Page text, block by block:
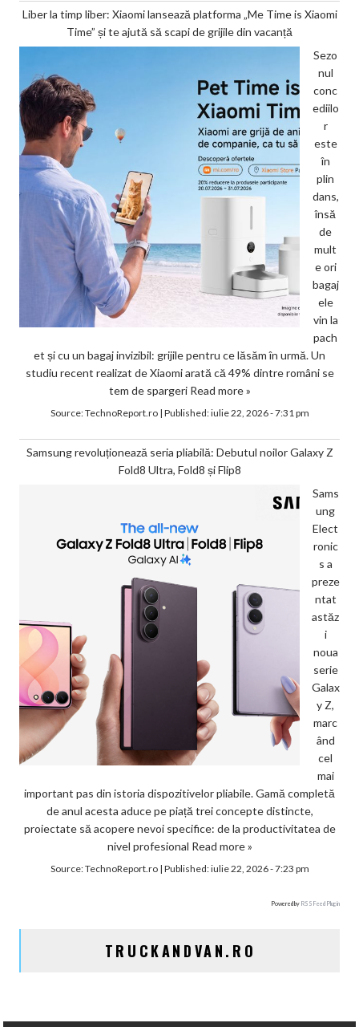
Liber la timp liber: Xiaomi lansează platforma „Me Time is Xiaomi
Time” și te ajută să scapi de grijile din vacanță
Sezo
nul
conc
ediilo
r
este
în
plin
dans,
însă
de
mult
e ori
bagaj
ele
vin la
pach
et și cu un bagaj invizibil: grijile pentru ce lăsăm în urmă. Un
studiu recent realizat de Xiaomi arată că 49% dintre români se
tem de spargeri Read more »
Source:TechnoReport.ro| Published:iulie 22, 2026 - 7:31 pm
Samsung revoluționează seria pliabilă: Debutul noilor Galaxy Z
Fold8 Ultra, Fold8 și Flip8
Sams
ung
Elect
ronic
s a
preze
ntat
astăz
i
noua
serie
Galax
y Z,
marc
ând
cel
mai
important pas din istoria dispozitivelor pliabile. Gamă completă
de anul acesta aduce pe piață trei concepte distincte,
proiectate să acopere nevoi specifice: de la productivitatea de
nivel profesional Read more »
Source:TechnoReport.ro| Published:iulie 22, 2026 - 7:23 pm
Powered by RSS Feed Plugin
TRUCKANDVAN.RO